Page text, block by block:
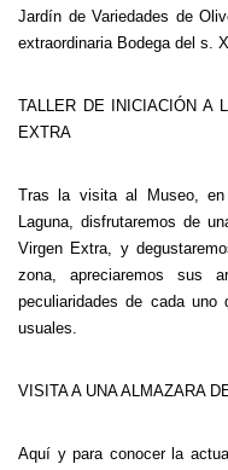
Jardín de Variedades de
extraordinaria Bodega del s.
TALLER DE INICIACIÓN A
EXTRA
Tras la visita al Museo,
Laguna, disfrutaremos de
Virgen Extra, y
zona, apreciaremos sus
peculiaridades de cada
usuales.
VISITA A UNA ALMAZARA
Aquí y para conocer la